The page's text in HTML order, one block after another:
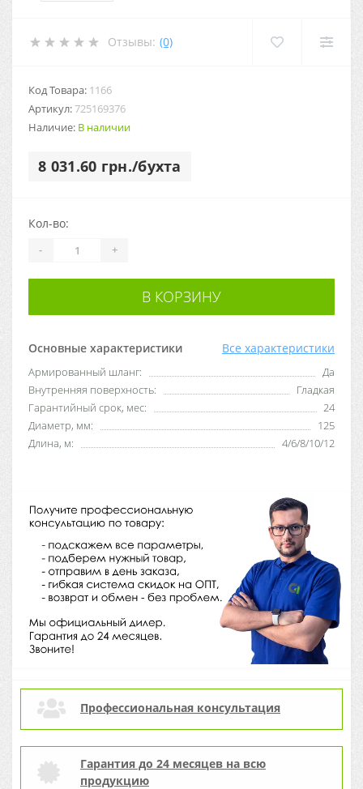
Отзывы: (0)
Код Товара: 1166
Артикул:725169376
Наличие: В наличии
8 031.60 грн./бухта
Основные характеристики Все характеристики
Армированный шланг:
Да
Внутренняя поверхность:
Гладкая
Гарантийный срок, мес:
24
Диаметр, мм:
125
Длина, м:
4/6/8/10/12
Кол-во:
- +
В КОРЗИНУ
Профессиональная консультация
Гарантия до 24 месяцев на всю
продукцию